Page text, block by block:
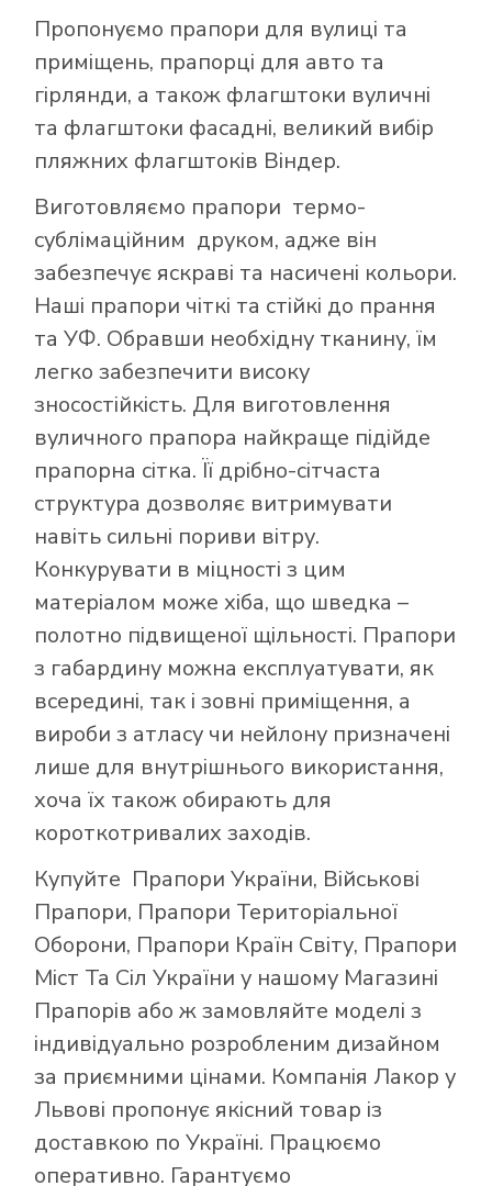
Пропонуємо прапори для вулиці та
приміщень, прапорці для авто та
гірлянди, а також флагштоки вуличні
та флагштоки фасадні, великий вибір
пляжних флагштоків Віндер.
Виготовляємо прапори термо-
сублімаційним друком, адже він
забезпечує яскраві та насичені кольори.
Наші прапори чіткі та стійкі до прання
та УФ. Обравши необхідну тканину, їм
легко забезпечити високу
зносостійкість. Для виготовлення
вуличного прапора найкраще підійде
прапорна сітка. Її дрібно-сітчаста
структура дозволяє витримувати
навіть сильні пориви вітру.
Конкурувати в міцності з цим
матеріалом може хіба, що шведка –
полотно підвищеної щільності. Прапори
з габардину можна експлуатувати, як
всередині, так і зовні приміщення, а
вироби з атласу чи нейлону призначені
лише для внутрішнього використання,
хоча їх також обирають для
короткотривалих заходів.
Купуйте Прапори України, Військові
Прапори, Прапори Територіальної
Оборони, Прапори Країн Світу, Прапори
Міст Та Сіл України у нашому Магазині
Прапорів або ж замовляйте моделі з
індивідуально розробленим дизайном
за приємними цінами. Компанія Лакор у
Львові пропонує якісний товар із
доставкою по Україні. Працюємо
оперативно. Гарантуємо